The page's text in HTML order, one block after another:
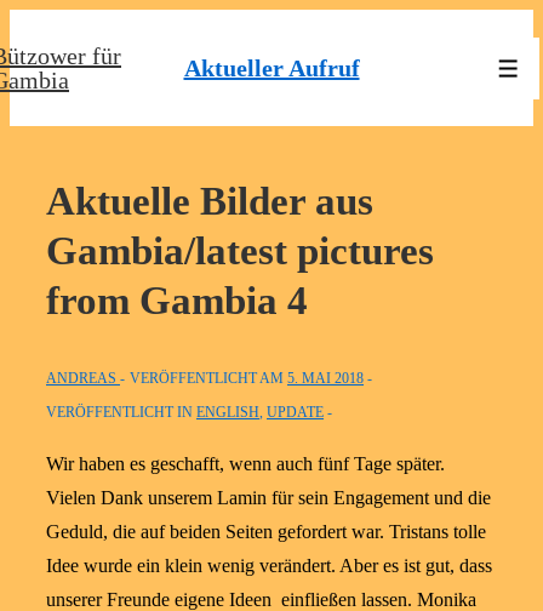
Zum
Inhalt
für
Aktueller Aufruf
Aktuelle Bilder aus
Gambia/latest pictures
from Gambia 4
ANDREAS VERÖFFENTLICHT AM 5. MAI 2018
VERÖFFENTLICHT IN ENGLISH UPDATE
Wir haben es geschafft, wenn auch fünf Tage später.
Vielen Dank unserem Lamin für sein Engagement und die
Geduld, die auf beiden Seiten gefordert war. Tristans tolle
Idee wurde ein klein wenig verändert. Aber es ist gut, dass
unserer Freunde eigene Ideen einfließen lassen. Monika